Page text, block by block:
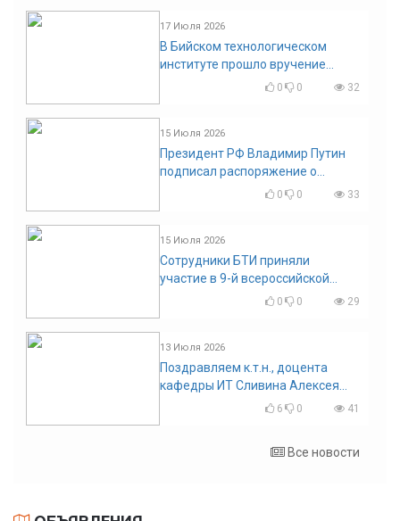
17 Июля 2026
В Бийском технологическом
институте прошло вручение
0 0 32
15 Июля 2026
Президент РФ Владимир Путин
подписал распоряжение о
поощрении граждан и трудовых
0 0 33
15 Июля 2026
Сотрудники БТИ приняли
участие в 9-й всероссийской
конференции по задачам со
0 0 29
13 Июля 2026
Поздравляем к.т.н., доцента
кафедры ИТ Сливина Алексея
Николаевича с юбилеем!
6 0 41
Все новости